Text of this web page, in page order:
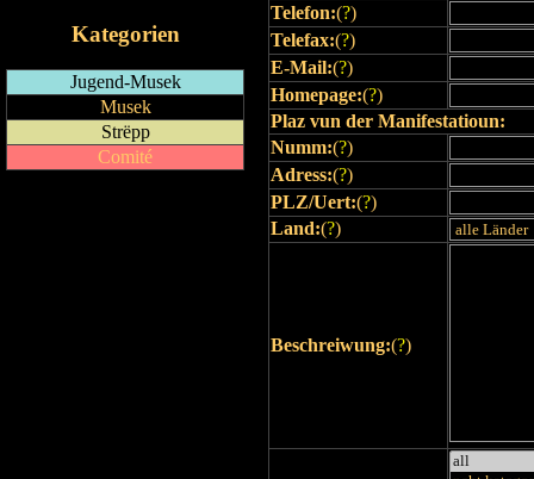
Kategorien
Jugend-Musek
Musek
Strëpp
Comité
Telefon:(?)
Telefax:(?)
E-Mail:(?)
Homepage:(?)
Plaz vun der Manifestatioun:
Numm:(?)
Adress:(?)
PLZ/Uert:(?)
Land:(?)
Beschreiwung:(?)